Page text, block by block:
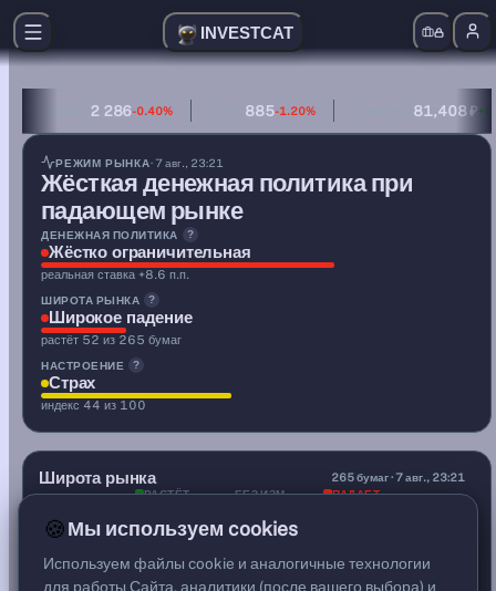
INVESTCAT
2 286-0.40% 885-1.20% 81,408 ₽
РЕЖИМ РЫНКА· 7 авг., 23:21
Жёсткая денежная политика при
падающем рынке
денежная политика — жёстко ограничительная
ДЕНЕЖНАЯ ПОЛИТИКА ?
Жёстко ограничительная
реальная ставка +8.6 п.п.
ШИРОТА РЫНКА
?
Широкое падение
растёт 52 из 265 бумаг
НАСТРОЕНИЕ
?
Страх
индекс 44 из 100
Широта рынка 265 бумаг · 7 авг., 23:21
0.27
РАСТЁТ
БЕЗ ИЗМ. ПАДАЕТ
ПРОДАЖИ ШИРЕ РЫНКА
ПОКАЗАТЕЛИ — ДОЛЯ БУМАГ
Выше MA200
🍪Мы используем cookies
Используем файлы cookie и аналогичные технологии
для работы Сайта, аналитики (после вашего выбора) и